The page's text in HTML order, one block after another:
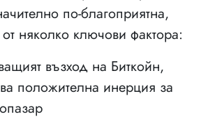
по-благоприятна,
няколко ключови фактора:
възход на Биткойн,
положителна инерция за